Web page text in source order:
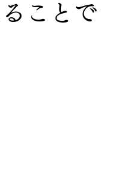
ことで